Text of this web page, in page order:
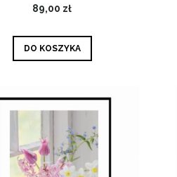
89,00 zł
DO KOSZYKA